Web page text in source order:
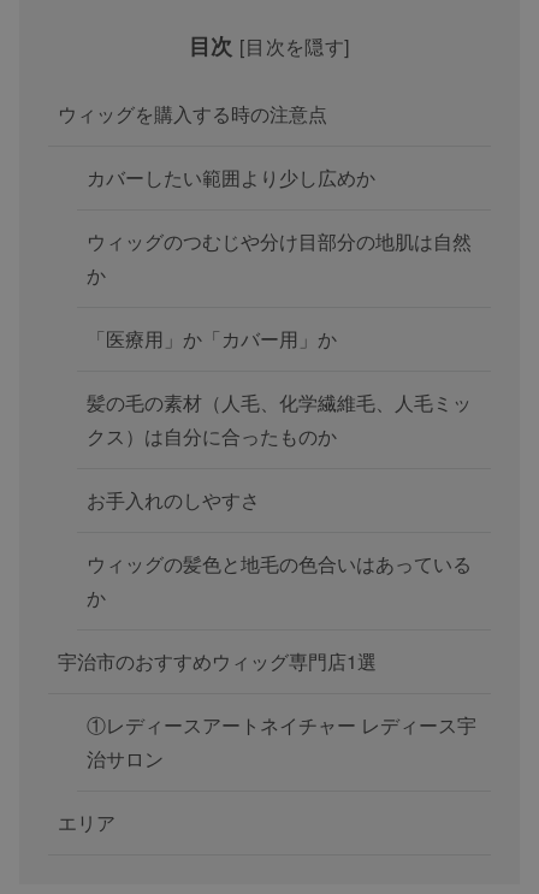
目次 [目次を隠す]
ウィッグを購入する時の注意点
カバーしたい範囲より少し広めか
ウィッグのつむじや分け目部分の地肌は自然
か
「医療用」か「カバー用」か
髪の毛の素材（人毛、化学繊維毛、人毛ミッ
クス）は自分に合ったものか
お手入れのしやすさ
ウィッグの髪色と地毛の色合いはあっている
か
宇治市のおすすめウィッグ専門店1選
①レディースアートネイチャー レディース宇
治サロン
エリア